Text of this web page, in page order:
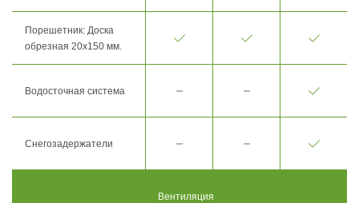
Порешетник: Доска
обрезная 20х150 мм.
Водосточная система
Снегозадержатели
Вентиляция